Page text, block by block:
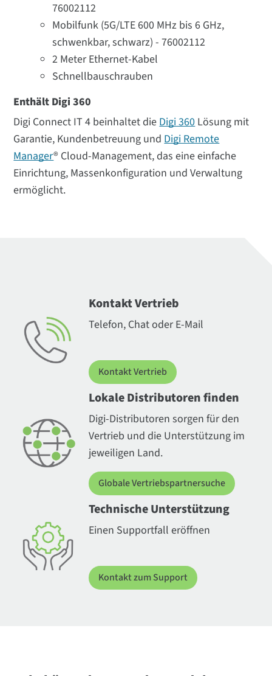
76002112
Mobilfunk (5G/LTE 600 MHz bis 6 GHz,
schwenkbar, schwarz) - 76002112
2 Meter Ethernet-Kabel
Schnellbauschrauben
Enthält Digi 360
Digi Connect IT 4 beinhaltet dieDigi 360Lösung mit
Garantie, Kundenbetreuung undDigi Remote
Manager® Cloud-Management, das eine einfache
Einrichtung, Massenkonfiguration und Verwaltung
ermöglicht.
Kontakt Vertrieb
Telefon, Chat oder E-Mail
Kontakt Vertrieb
Lokale Distributoren finden
Digi-Distributoren sorgen für den
Vertrieb und die Unterstützung im
jeweiligen Land.
Globale Vertriebspartnersuche
Technische Unterstützung
Einen Supportfall eröffnen
Kontakt zum Support